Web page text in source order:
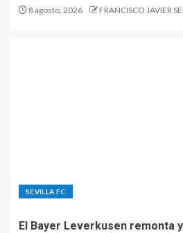
8 agosto, 2026 FRANCISCO JAVIER
SEVILLA FC
El Bayer Leverkusen remonta